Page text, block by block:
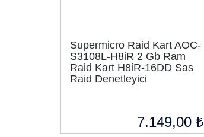
Supermicro Raid Kart AOC-
S3108L-H8iR 2 Gb Ram
Raid Kart H8iR-16DD Sas
Raid Denetleyici
7.149,00 ₺